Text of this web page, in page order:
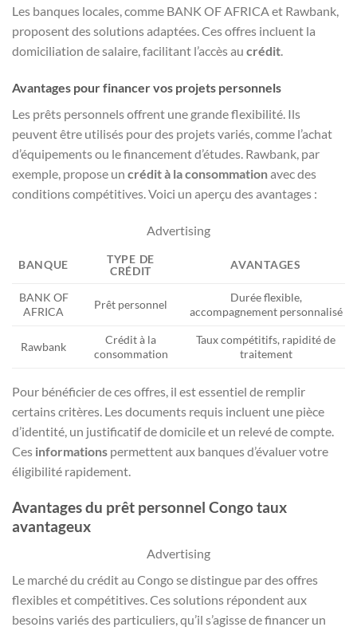
Les banques locales, comme BANK OF AFRICA et Rawbank,
proposent des solutions adaptées. Ces offres incluent la
domiciliation de salaire, facilitant l’accès au crédit.
Avantages pour financer vos projets personnels
Les prêts personnels offrent une grande flexibilité. Ils
peuvent être utilisés pour des projets variés, comme l’achat
d’équipements ou le financement d’études. Rawbank, par
exemple, propose un crédit à la consommationavec des
conditions compétitives. Voici un aperçu des avantages :
Advertising
BANQUE
TYPE DE
CRÉDIT
AVANTAGES
BANK OF
AFRICA
Prêt personnel
Durée flexible,
accompagnement personnalisé
Rawbank
Crédit à la
consommation
Taux compétitifs, rapidité de
traitement
Pour bénéficier de ces offres, il est essentiel de remplir
certains critères. Les documents requis incluent une pièce
d’identité, un justificatif de domicile et un relevé de compte.
Ces informations permettent aux banques d’évaluer votre
éligibilité rapidement.
Avantages du prêt personnel Congo taux
avantageux
Advertising
Le marché du crédit au Congo se distingue par des offres
flexibles et compétitives. Ces solutions répondent aux
besoins variés des particuliers, qu’il s’agisse de financer un